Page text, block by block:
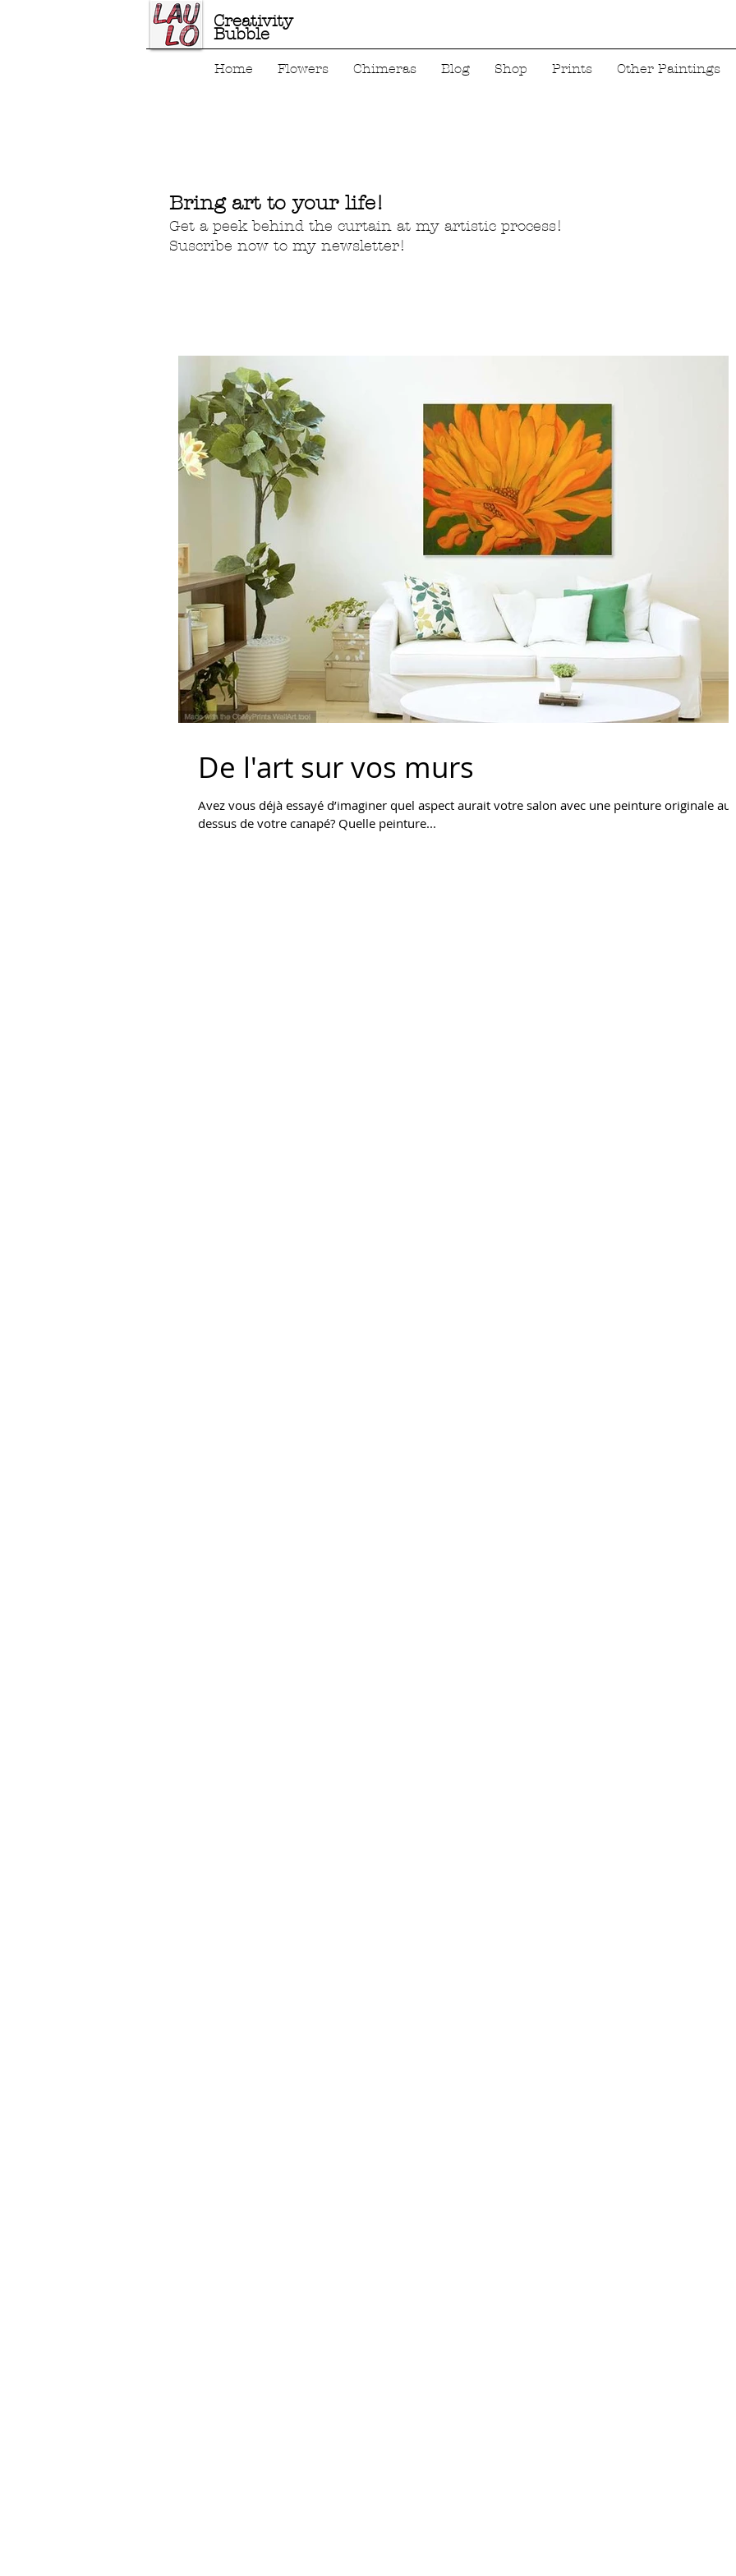
Creativity
Bubble
Home Flowers Chimeras Blog Shop Prints Other Paintings
Bring art to your life!
Get a peek behind the curtain at my artistic process!
Suscribe now to my newsletter!
De l'art sur vos murs
Avez vous déjà essayé d’imaginer quel aspect aurait votre salon avec une peinture originale au
dessus de votre canapé? Quelle peinture...